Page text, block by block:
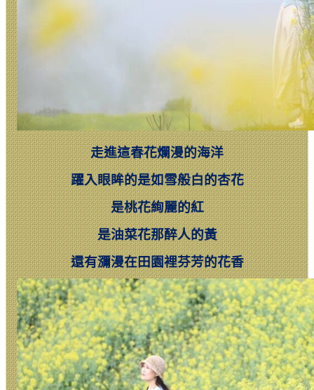
走進這春花爛漫的海洋
躍入眼眸的是如雪般白的杏花
是桃花絢麗的紅
是油菜花那醉人的黃
還有瀰漫在田園裡芬芳的花香